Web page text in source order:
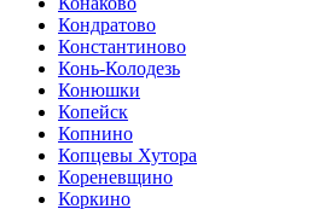
Кондратово
Константиново
Конь-Колодезь
Конюшки
Копейск
Копнино
Копцевы Хутора
Кореневщино
Коркино